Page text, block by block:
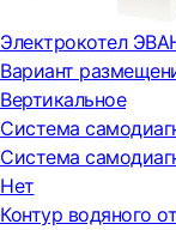
Электрокотел
Вариант
Вертикальное
Система
Система
Нет
Контур водяного